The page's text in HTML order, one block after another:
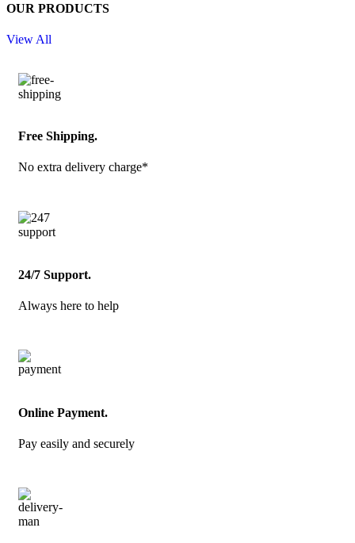
OUR PRODUCTS
View All
Free Shipping.
No extra delivery charge*
24/7 Support.
Always here to help
Online Payment.
Pay easily and securely